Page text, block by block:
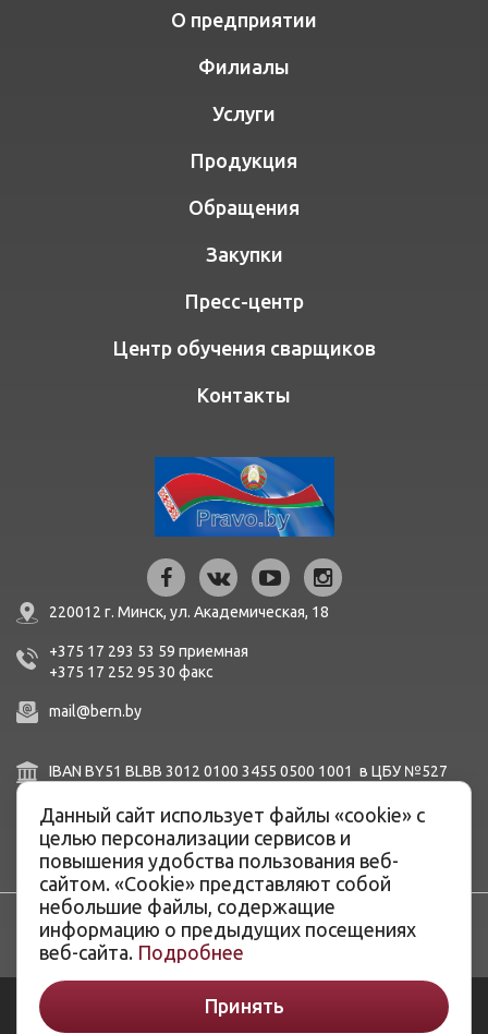
О предприятии
Филиалы
Услуги
Продукция
Обращения
Закупки
Пресс-центр
Центр обучения сварщиков
Контакты
220012 г. Минск, ул. Академическая, 18
+375 17 293 53 59 приемная
+375 17 252 95 30 факc
mail@bern.by
IBAN BY51 BLBB 3012 0100 3455 0500 1001 в ЦБУ №527
8Н,
BIC BLBBBY2X
© ОАО «Белэнергоремналадка», 2026
Данный сайт использует файлы «cookie» с
целью персонализации сервисов и
повышения удобства пользования веб-
сайтом. «Cookie» представляют собой
небольшие файлы, содержащие
информацию о предыдущих посещениях
веб-сайта. Подробнее
Принять